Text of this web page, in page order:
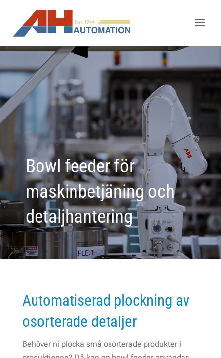
Bowl feeder för
maskinbetjäning och
detaljhantering
Automatiserad plockning av
osorterade detaljer
Behöver ni plocka små osorterade produkter i